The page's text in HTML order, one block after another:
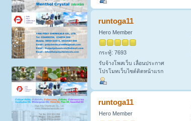
runtoga11
Hero Member
กระทู้: 7693
รับจ้างโพสเว็บ เลื่อนประกาศ
โปรโมทเว็บไซต์ติดหน้าแรก
runtoga11
Hero Member